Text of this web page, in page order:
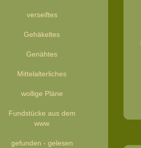
verseiftes
Gehäkeltes
Genähtes
Mittelalterliches
wollige Pläne
Fundstücke aus dem
www
gefunden - gelesen